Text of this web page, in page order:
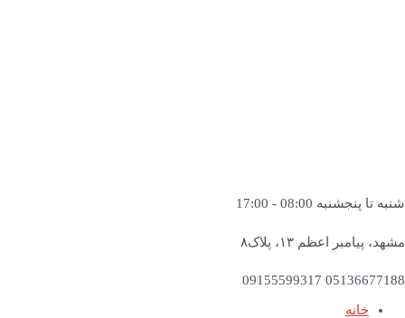
شنبه تا پنجشنبه 08:00 - 17:00
مشهد، پیامبر اعظم ۱۳، پلاک۸
05136677188 09155599317
خانه